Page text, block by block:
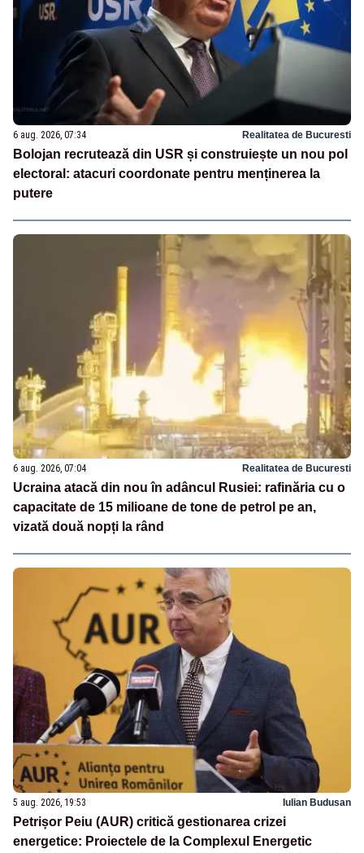
6 aug. 2026, 07:34 Realitatea de Bucuresti
Bolojan recrutează din USR și construiește un nou pol
electoral: atacuri coordonate pentru menținerea la
putere
6 aug. 2026, 07:04 Realitatea de Bucuresti
Ucraina atacă din nou în adâncul Rusiei: rafinăria cu o
capacitate de 15 milioane de tone de petrol pe an,
vizată două nopți la rând
5 aug. 2026, 19:53 Iulian Budusan
Petrișor Peiu (AUR) critică gestionarea crizei
energetice: Proiectele de la Complexul Energetic